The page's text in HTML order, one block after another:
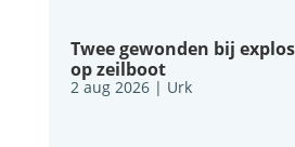
Twee gewonden bij
op zeilboot
2 aug 2026| Urk